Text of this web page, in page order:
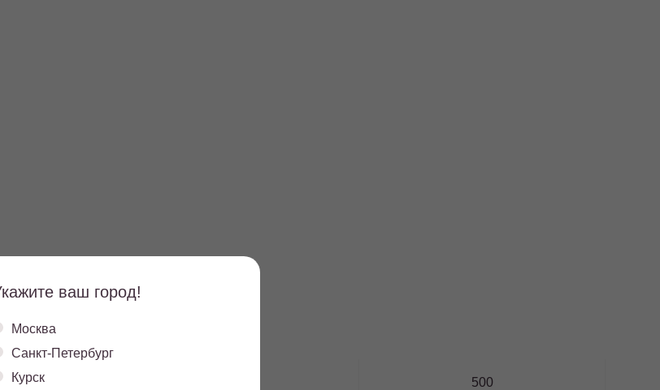
500
ваш город!
Москва
Санкт-Петербург
Курск